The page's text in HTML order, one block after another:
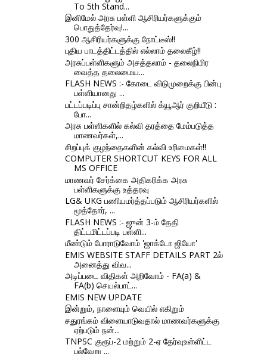
To 5th Stand...
இனிமேல் அரசு பள்ளி ஆசிரியர்களுக்கும்
பொதுத்தேர்வு!...
300 ஆசிரியர்களுக்கு நோட்டீஸ்!!
புதிய பாடத்திட்டத்தில் எல்லாம் தலைகீழ்!!
அரசுப்பள்ளிகளும் அசத்தலாம் - தலைநிமிர
வைத்த தலைமைய...
FLASH NEWS :- கோடை விடுமுறைக்கு பின்பு
பள்ளியானது ...
பட்டப்படிப்பு சான்றிதழ்களில் க்யூஆர் குறியீடு :
போ...
அரசு பள்ளிகளில் கல்வி தரத்தை மேம்படுத்த
மாணவர்கள்,...
சிறப்புக் குழந்தைகளின் கல்வி உரிமைகள்!!
COMPUTER SHORTCUT KEYS FOR ALL
MS OFFICE
மாணவர் சேர்க்கை அதிகரிக்க அரசு
பள்ளிகளுக்கு உத்தரவு
LG& UKG பணியமர்த்தப்படும் ஆசிரியர்களில்
மூத்தோர், ...
FLASH NEWS :- ஜுன் 3-ம் தேதி
திட்டமிட்டப்படி பள்ளி...
மீண்டும் போராடுவோம் 'ஜாக்டோ ஜியோ'
EMIS WEBSITE STAFF DETAILS PART 2ல்
அனைத்து விவ...
அடிப்படை விதிகள் அறிவோம் - FA(a) &
FA(b) செயல்பாட்...
EMIS NEW UPDATE
இன்றும், நாளையும் வெயில் எகிறும்
சதுரங்கம் விளையாடுவதால் மாணவர்களுக்கு
ஏற்படும் நன்...
TNPSC குரூப்-2 மற்றும் 2-ஏ தேர்வுஉள்ளிட்ட
பல்வேறு ...